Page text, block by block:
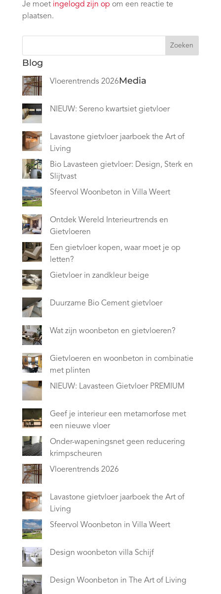
Je moet ingelogd zijn op om een reactie te
plaatsen.
Zoeken
Blog
Vloerentrends 2026
NIEUW: Sereno kwartsiet gietvloer
Lavastone gietvloer jaarboek the Art of
Living
Bio Lavasteen gietvloer: Design, Sterk en
Slijtvast
Sfeervol Woonbeton in Villa Weert
Ontdek Wereld Interieurtrends en
Gietvloeren
Een gietvloer kopen, waar moet je op
letten?
Gietvloer in zandkleur beige
Duurzame Bio Cement gietvloer
Wat zijn woonbeton en gietvloeren?
Gietvloeren en woonbeton in combinatie
met plinten
NIEUW: Lavasteen Gietvloer PREMIUM
Geef je interieur een metamorfose met
een nieuwe vloer
Onder-wapeningsnet geen reducering
krimpscheuren
Media
Vloerentrends 2026
Lavastone gietvloer jaarboek the Art of
Living
Sfeervol Woonbeton in Villa Weert
Design woonbeton villa Schijf
Design Woonbeton in The Art of Living